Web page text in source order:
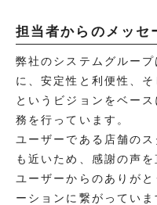
担当者からのメッセ
弊社のシステムグルー
に、安定性と利便性、
というビジョンをベー
務を行っています。
ユーザーである店舗の
も近いため、感謝の声
ユーザーからのありが
ーションに繋がっていま